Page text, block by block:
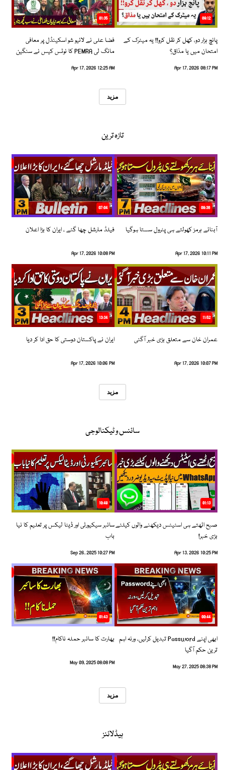
09:12
پانچ ہزار دو، کھل کر نقل کرو!! یہ میٹرک کے
امتحان میں یا مذاق؟
Apr 17, 2026 08:17 PM
01:35
فضا علی نے لائیو شو اسکینڈل پر معافی
مانگ لی PEMRA کا نوٹس کیس نے سنگین
Apr 17, 2026 12:25 AM
مزید
تازہ ترین
08:36
آبنائے ہرمز کھولتے ہی پٹرول سستا ہوگیا
Apr 17, 2026 10:11 PM
07:04
فیلڈ مارشل چھا گئے ، ایران کا بڑا اعلان
Apr 17, 2026 10:08 PM
11:52
عمران خان سے متعلق بڑی خبر آگئی
Apr 17, 2026 10:07 PM
13:34
ایران نے پاکستان دوستی کا حق ادا کر دیا
Apr 17, 2026 10:06 PM
مزید
سائنس و ٹیکنالوجی
01:13
صبح اٹھتے ہی اسٹیٹس دیکھنے والوں کیلئے
بڑی خبر!
Apr 13, 2026 10:25 PM
10:48
سائبر سیکیورٹی اور ڈیٹا لیکس پر تعلیم کا نیا
باب
Sep 26, 2025 10:27 PM
00:44
ابھی اپنے Password تبدیل کرلیں، ورنہ اہم
ترین حکم آگیا
May 27, 2025 08:38 PM
01:43
بھارت کا سائبر حملہ ناکام!!
May 09, 2025 08:08 PM
مزید
ہیڈلائنز